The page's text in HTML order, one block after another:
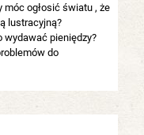
móc ogłosić światu , że
lustracyjną?
wydawać pieniędzy?
do